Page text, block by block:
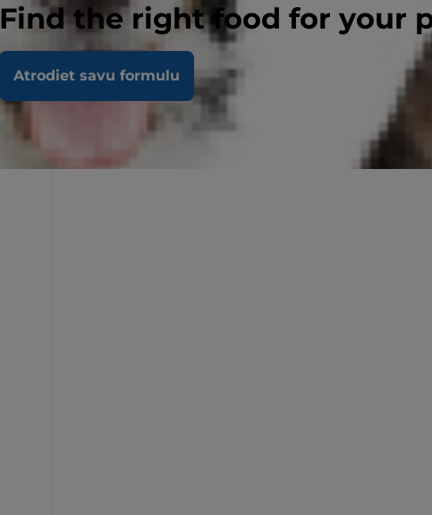
Find the right food for your
Atrodiet savu formulu